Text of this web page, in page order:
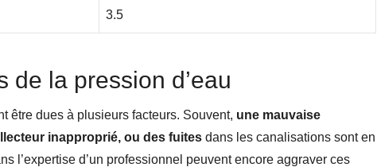
3.5
de la pression d’eau
être dues à plusieurs facteurs. Souvent, une mauvaise
inapproprié, ou des fuites dans les canalisations sont en
l’expertise d’un professionnel peuvent encore aggraver ces